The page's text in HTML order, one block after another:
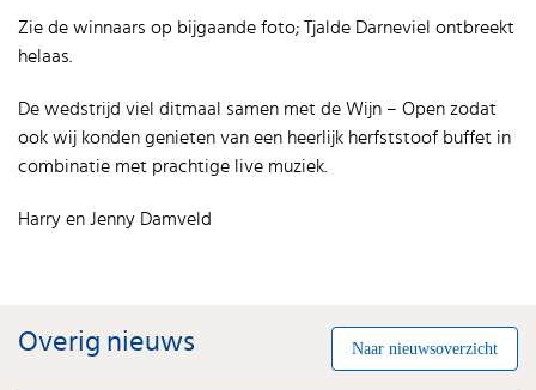
Zie de winnaars op bijgaande foto; Tjalde Darneviel ontbreekt
helaas.
De wedstrijd viel ditmaal samen met de Wijn – Open zodat
ook wij konden genieten van een heerlijk herfststoof buffet in
combinatie met prachtige live muziek.
Harry en Jenny Damveld
Overig nieuws Naar nieuwsoverzicht